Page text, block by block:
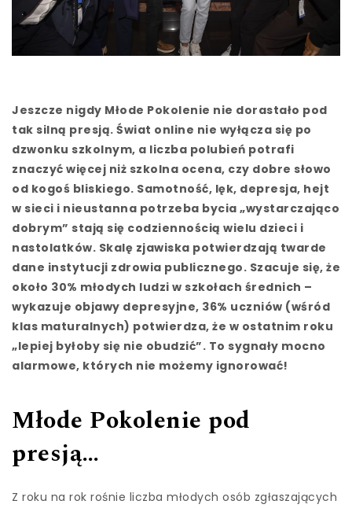
Jeszcze nigdy Młode Pokolenie nie dorastało pod
tak silną presją. Świat online nie wyłącza się po
dzwonku szkolnym, a liczba polubień potrafi
znaczyć więcej niż szkolna ocena, czy dobre słowo
od kogoś bliskiego. Samotność, lęk, depresja, hejt
w sieci i nieustanna potrzeba bycia „wystarczająco
dobrym” stają się codziennością wielu dzieci i
nastolatków. Skalę zjawiska potwierdzają twarde
dane instytucji zdrowia publicznego. Szacuje się, że
około 30% młodych ludzi w szkołach średnich –
wykazuje objawy depresyjne, 36% uczniów (wśród
klas maturalnych) potwierdza, że w ostatnim roku
„lepiej byłoby się nie obudzić”. To sygnały mocno
alarmowe, których nie możemy ignorować!
Młode Pokolenie pod
presją…
Z roku na rok rośnie liczba młodych osób zgłaszających